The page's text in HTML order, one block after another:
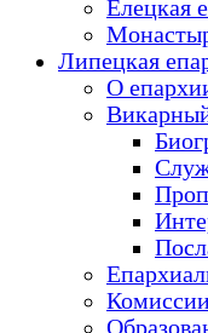
Елецкая
Липецкая
О